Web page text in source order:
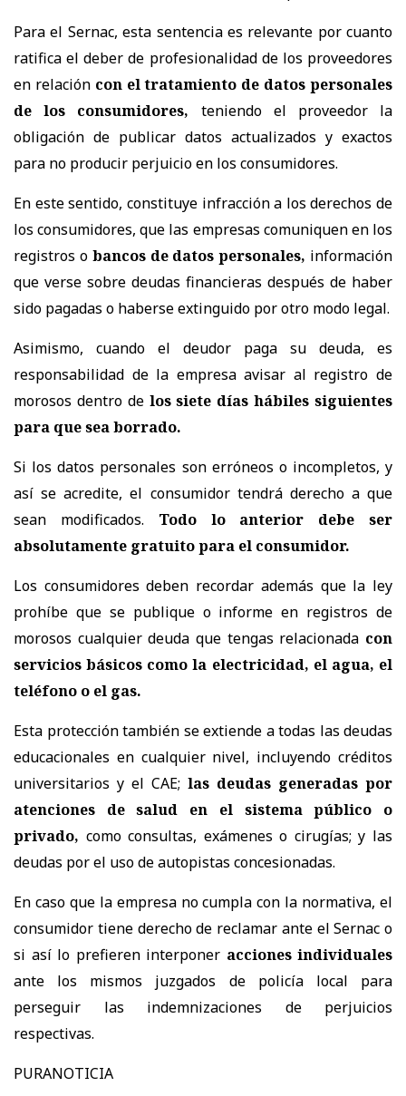
Para el Sernac, esta sentencia es relevante por cuanto
ratifica el deber de profesionalidad de los proveedores
en relacióncon el tratamiento de datos personales
de los consumidores, teniendo el proveedor la
obligación de publicar datos actualizados y exactos
para no producir perjuicio en los consumidores.
En este sentido, constituye infracción a los derechos de
los consumidores, que las empresas comuniquen en los
registros o bancos de datos personales, información
que verse sobre deudas financieras después de haber
sido pagadas o haberse extinguido por otro modo legal.
Asimismo, cuando el deudor paga su deuda, es
responsabilidad de la empresa avisar al registro de
morosos dentro de los siete días hábiles siguientes
para que sea borrado.
Si los datos personales son erróneos o incompletos, y
así se acredite, el consumidor tendrá derecho a que
sean modificados. Todo lo anterior debe ser
absolutamente gratuito para el consumidor.
Los consumidores deben recordar además que la ley
prohíbe que se publique o informe en registros de
morosos cualquier deuda que tengas relacionada con
servicios básicos como la electricidad, el agua, el
teléfono o el gas.
Esta protección también se extiende a todas las deudas
educacionales en cualquier nivel, incluyendo créditos
universitarios y el CAE; las deudas generadas por
atenciones de salud en el sistema público o
privado, como consultas, exámenes o cirugías; y las
deudas por el uso de autopistas concesionadas.
En caso que la empresa no cumpla con la normativa, el
consumidor tiene derecho de reclamar ante el Sernac o
si así lo prefieren interponer acciones individuales
ante los mismos juzgados de policía local para
perseguir las indemnizaciones de perjuicios
respectivas.
PURANOTICIA